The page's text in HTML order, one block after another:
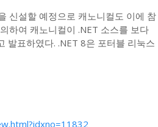
신설할 예정으로 캐노니컬도 이에 참
하여 캐노니컬이 .NET 소스를 보다
발표하였다. .NET 8은 포터블 리눅스